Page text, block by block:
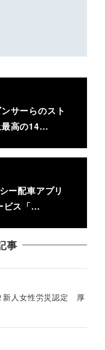
サーらのスト
最高の14…
ー配車アプリ
ビス「…
事
新人女性労災認定 厚